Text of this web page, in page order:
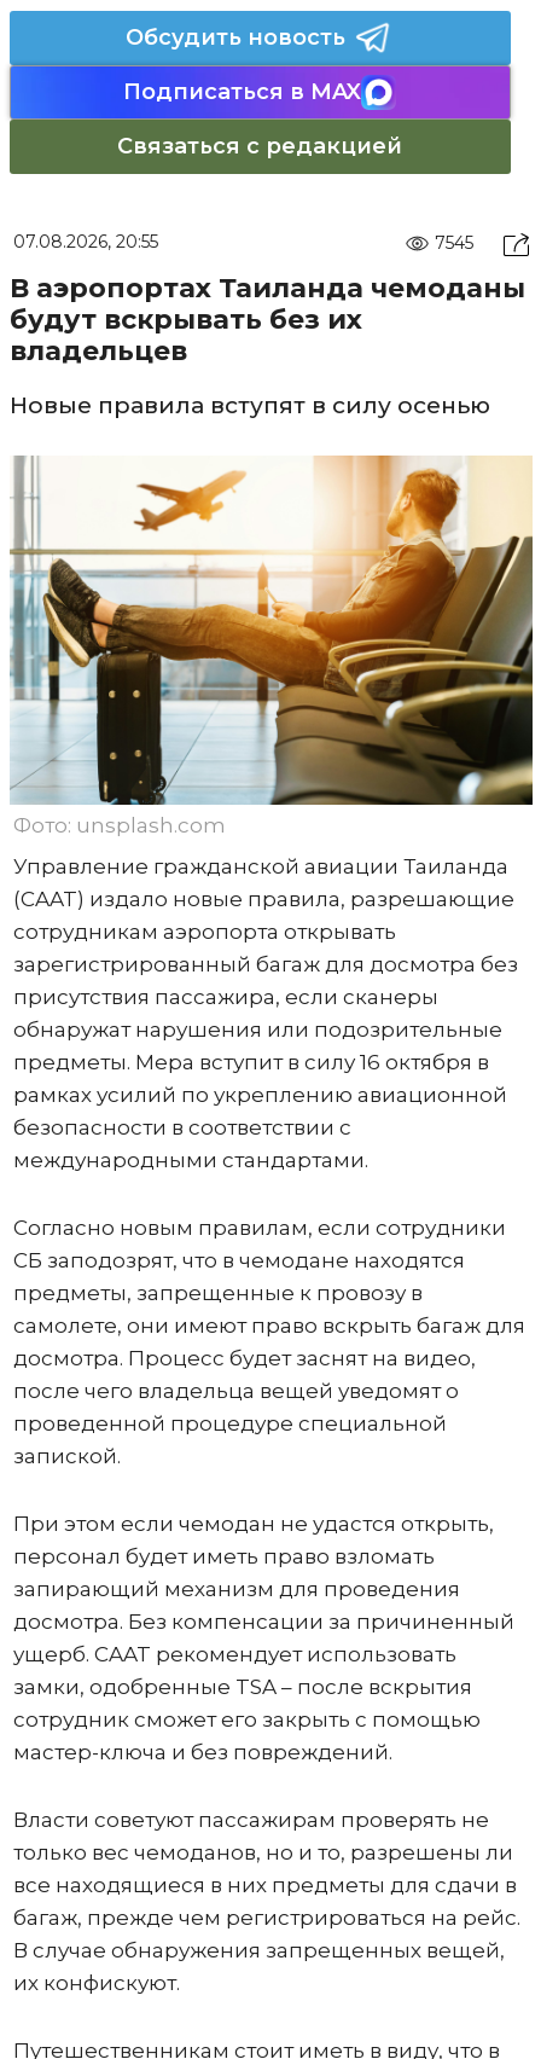
Обсудить новость
Подписаться в MAX
Связаться с редакцией
07.08.2026, 20:55 7545
В аэропортах Таиланда чемоданы
будут вскрывать без их
владельцев
Новые правила вступят в силу осенью
Фото: unsplash.com
Управление гражданской авиации Таиланда
(CAAT) издало новые правила, разрешающие
сотрудникам аэропорта открывать
зарегистрированный багаж для досмотра без
присутствия пассажира, если сканеры
обнаружат нарушения или подозрительные
предметы. Мера вступит в силу 16 октября в
рамках усилий по укреплению авиационной
безопасности в соответствии с
международными стандартами.
Согласно новым правилам, если сотрудники
СБ заподозрят, что в чемодане ​​находятся
предметы, запрещенные к провозу в
самолете, они имеют право вскрыть багаж для
досмотра. Процесс будет заснят на видео,
после чего владельца вещей уведомят о
проведенной процедуре специальной
запиской.
При этом если чемодан не удастся открыть,
персонал будет иметь право взломать
запирающий механизм для проведения
досмотра. Без компенсации за причиненный
ущерб. CAAT рекомендует использовать
замки, одобренные TSA – после вскрытия
сотрудник сможет его закрыть с помощью
мастер-ключа и без повреждений.
Власти советуют пассажирам проверять не
только вес чемоданов, но и то, разрешены ли
все находящиеся в них предметы для сдачи в
багаж, прежде чем регистрироваться на рейс.
В случае обнаружения запрещенных вещей,
их конфискуют.
Путешественникам стоит иметь в виду, что в